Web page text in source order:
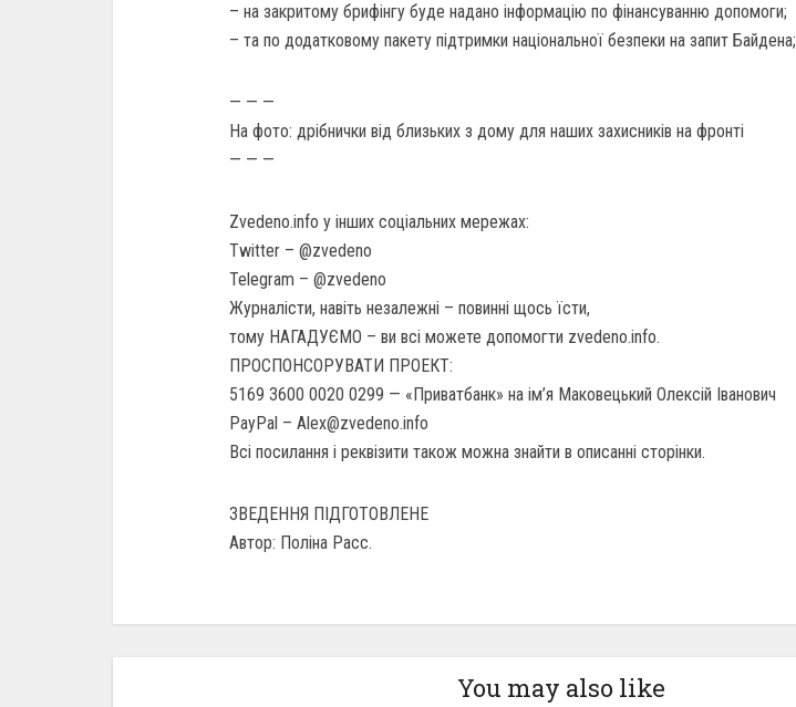
– на закритому брифінгу буде надано інформацію по фінансуванню допомоги;
– та по додатковому пакету підтримки національної безпеки на запит Байдена;
— — —
На фото: дрібнички від близьких з дому для наших захисників на фронті
— — —
Zvedeno.info у інших соціальних мережах:
Twitter – @zvedeno
Telegram – @zvedeno
Журналісти, навіть незалежні – повинні щось їсти,
тому НАГАДУЄМО – ви всі можете допомогти zvedeno.info.
ПРОСПОНСОРУВАТИ ПРОЕКТ:
5169 3600 0020 0299 — «Приватбанк» на ім’я Маковецький Олексій Іванович
PayPal – Alex@zvedeno.info
Всі посилання і реквізити також можна знайти в описанні сторінки.
ЗВЕДЕННЯ ПІДГОТОВЛЕНЕ
Автор: Поліна Расс.
You may also like